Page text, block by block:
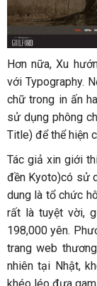
Hơn nữa, Xu
với Typography.
chữ trong in ấn
sử dụng phông
Title) để thể hiện
Tác giả xin giới
đền Kyoto)có sử
dung là tổ chức
rất là tuyệt vời,
198,000 yên.
trang web
nhiên tại Nhật,